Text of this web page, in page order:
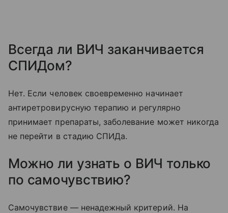
Всегда ли ВИЧ заканчивается
СПИДом?
Нет. Если человек своевременно начинает
антиретровирусную терапию и регулярно
принимает препараты, заболевание может никогда
не перейти в стадию СПИДа.
Можно ли узнать о ВИЧ только
по самочувствию?
Самочувствие — ненадежный критерий. На